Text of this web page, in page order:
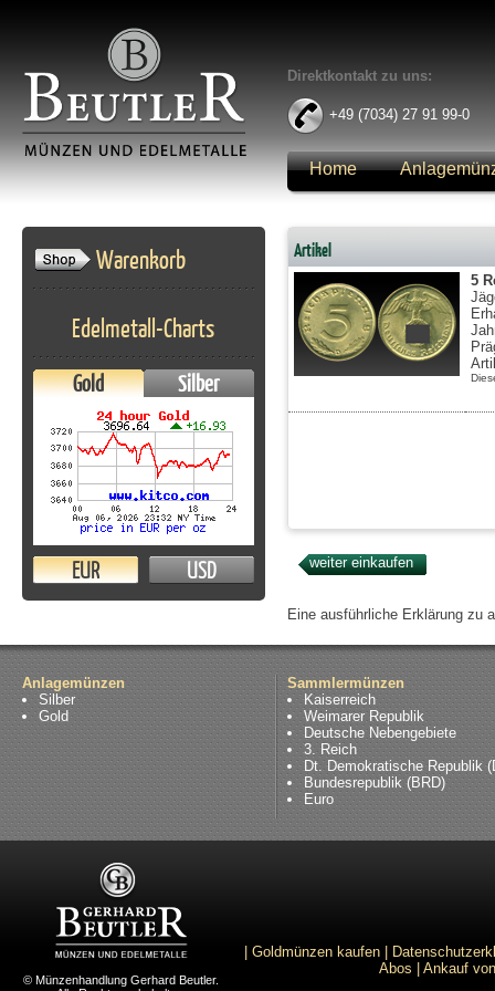
Direktkontakt zu uns:
+49 (7034) 27 91 99-0
Home
Warenkorb
Edelmetall-Charts
Gold Silber
EUR USD
Artikel
5
Eine ausführliche Erklärung zu
Anlagemünzen
Silber
Gold
Sammlermünzen
Kaiserreich
Weimarer Republik
Deutsche Nebengebiete
3. Reich
Dt. Demokratische Republik
Bundesrepublik (BRD)
Euro
© Münzenhandlung Gerhard Beutler.
Goldmünzen kaufen
Abos
Ankauf